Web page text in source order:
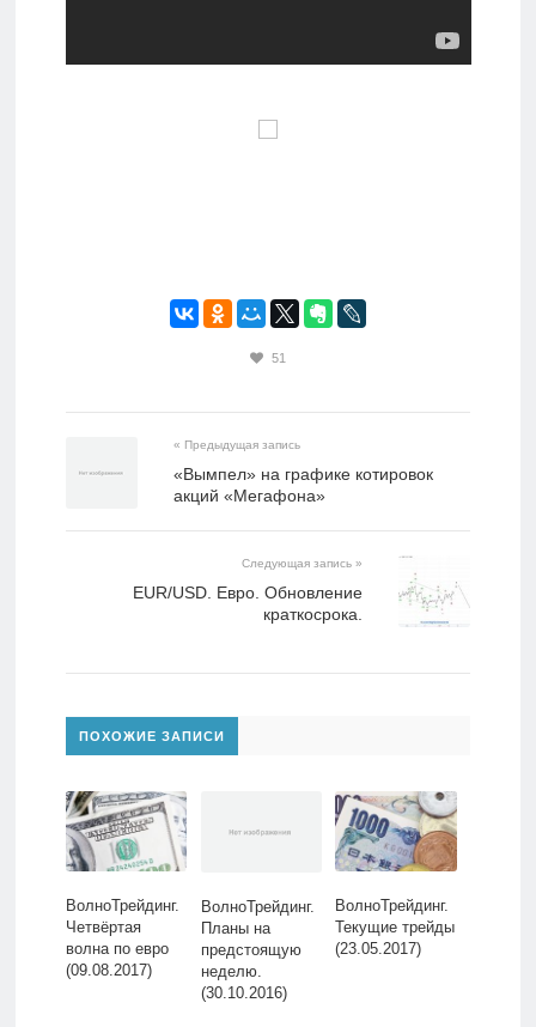
51
« Предыдущая запись
«Вымпел» на графике котировок
акций «Мегафона»
Следующая запись »
EUR/USD. Евро. Обновление
краткосрока.
ПОХОЖИЕ ЗАПИСИ
ВолноТрейдинг.
Четвёртая
волна по евро
(09.08.2017)
ВолноТрейдинг.
Планы на
предстоящую
неделю.
(30.10.2016)
ВолноТрейдинг.
Текущие трейды
(23.05.2017)